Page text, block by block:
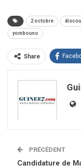
2 octobre
yombouno
Share
PRÉCÉDENT
Candidature de